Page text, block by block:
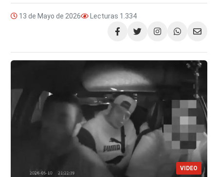
13 de Mayo de 2026 Lecturas 1.334
Compartir
VIDEO